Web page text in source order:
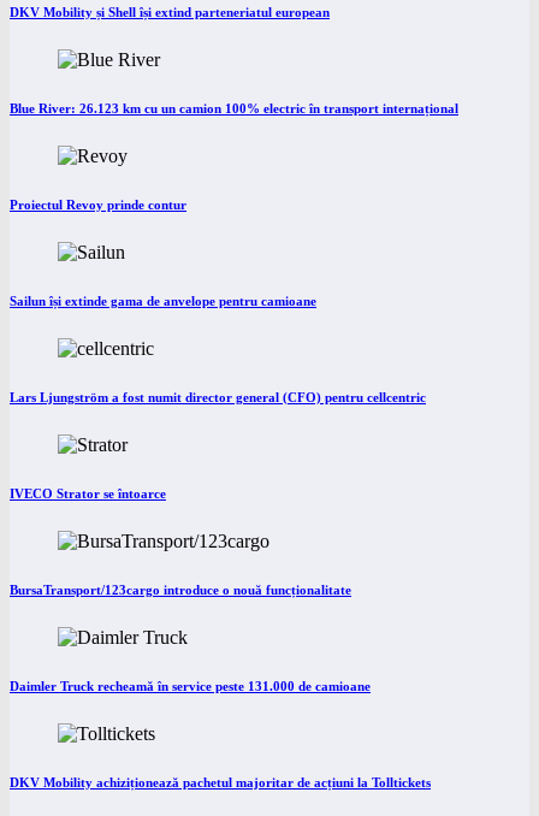
DKV Mobility și Shell își extind parteneriatul european
Blue River: 26.123 km cu un camion 100% electric în transport internațional
Proiectul Revoy prinde contur
Sailun își extinde gama de anvelope pentru camioane
Lars Ljungström a fost numit director general (CFO) pentru cellcentric
IVECO Strator se întoarce
BursaTransport/123cargo introduce o nouă funcționalitate
Daimler Truck recheamă în service peste 131.000 de camioane
DKV Mobility achiziționează pachetul majoritar de acțiuni la Tolltickets